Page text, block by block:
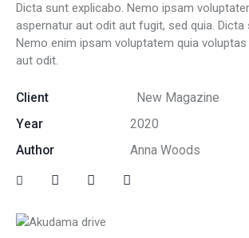
Dicta sunt explicabo. Nemo ipsam
aspernatur aut odit aut fugit, sed quia. Dicta
Nemo enim ipsam voluptatem quia
aut odit.
Client
New Magazine
Year
2020
Author
Anna Woods